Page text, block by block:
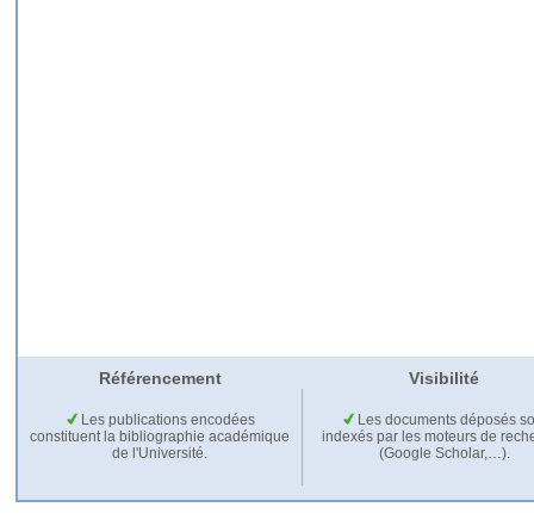
Référencement Visibilité
Les publications encodées
constituent la bibliographie académique
de l'Université.
Les documents déposés
indexés par les moteurs de
(Google Scholar,…).